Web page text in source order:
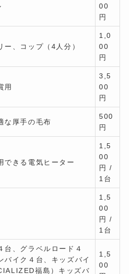
00
円
ー、コップ（4人分）
1,0
00
円
用
3,5
00
円
な厚手の毛布
500
円
できる電気ヒーター
1,5
00
円 /
1台
1,5
00
円 /
1台
台、グラベルロード４
バイク４台、キッズバイ
福島）キッズバ
1,5
00